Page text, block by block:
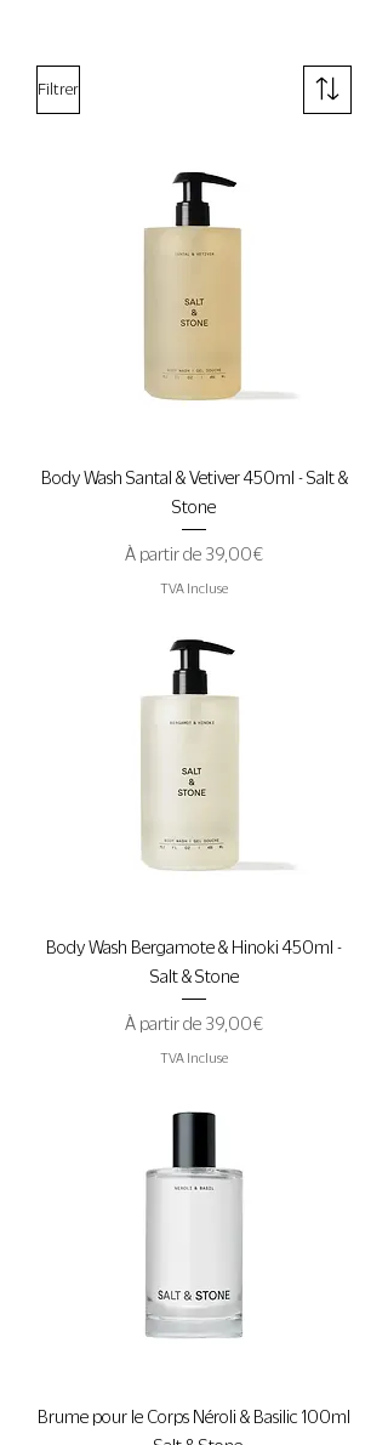
Filtrer
Body Wash Santal & Vetiver 450ml - Salt &
Stone
À partir de 39,00 €
Prix promotionnel
TVA Incluse
Body Wash Bergamote & Hinoki 450ml -
Salt & Stone
À partir de 39,00 €
Prix promotionnel
TVA Incluse
Brume pour le Corps Néroli & Basilic 100ml